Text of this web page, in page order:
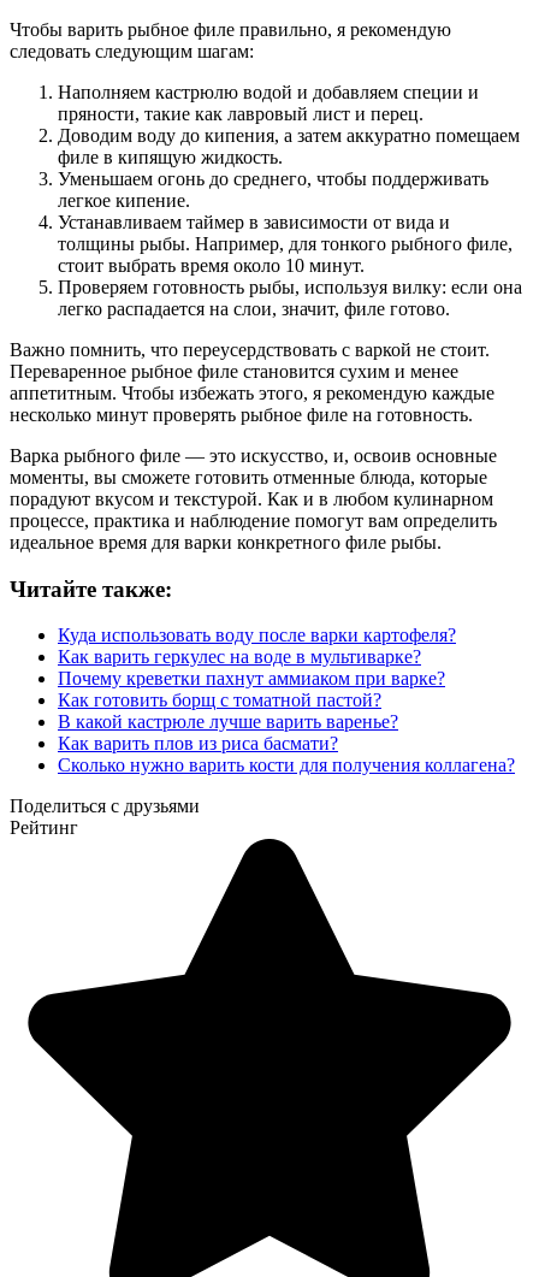
Чтобы варить рыбное филе правильно, я рекомендую
следовать следующим шагам:
Наполняем кастрюлю водой и добавляем специи и
пряности, такие как лавровый лист и перец.
Доводим воду до кипения, а затем аккуратно помещаем
филе в кипящую жидкость.
Уменьшаем огонь до среднего, чтобы поддерживать
легкое кипение.
Устанавливаем таймер в зависимости от вида и
толщины рыбы. Например, для тонкого рыбного филе,
стоит выбрать время около 10 минут.
Проверяем готовность рыбы, используя вилку: если она
легко распадается на слои, значит, филе готово.
Важно помнить, что переусердствовать с варкой не стоит.
Переваренное рыбное филе становится сухим и менее
аппетитным. Чтобы избежать этого, я рекомендую каждые
несколько минут проверять рыбное филе на готовность.
Варка рыбного филе — это искусство, и, освоив основные
моменты, вы сможете готовить отменные блюда, которые
порадуют вкусом и текстурой. Как и в любом кулинарном
процессе, практика и наблюдение помогут вам определить
идеальное время для варки конкретного филе рыбы.
Читайте также:
Куда использовать воду после варки картофеля?
Как варить геркулес на воде в мультиварке?
Почему креветки пахнут аммиаком при варке?
Как готовить борщ с томатной пастой?
В какой кастрюле лучше варить варенье?
Как варить плов из риса басмати?
Сколько нужно варить кости для получения коллагена?
Поделиться с друзьями
Рейтинг